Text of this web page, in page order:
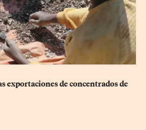
exportaciones de concentrados de